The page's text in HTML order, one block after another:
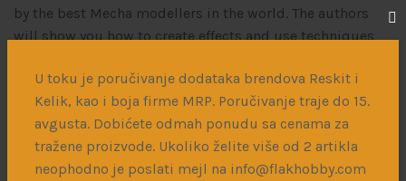
U toku je poručivanje dodataka brendova Reskit i
Kelik, kao i boja firme MRP. Poručivanje traje do 15.
avgusta. Dobićete odmah ponudu sa cenama za
tražene proizvode. Ukoliko želite više od 2 artikla
neophodno je poslati mejl na info@flakhobby.com
by the best Mecha modellers in the world. The authors
will show you how to create effects and use techniques
will be able to choose the difficulty level and amount of
weathering that best suits your preferences. From simple
effects and clean finishes with little wear and tear to
techniques adequate to represent more intense and
elaborate weathering effects, including the effects of